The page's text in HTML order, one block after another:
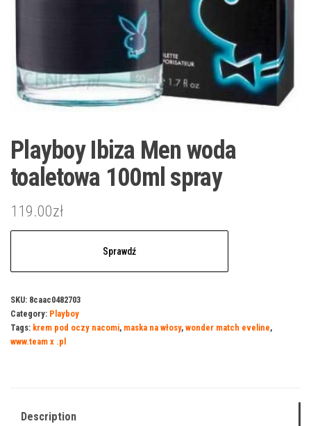
Playboy Ibiza Men woda
toaletowa 100ml spray
119.00zł
Sprawdź
SKU: 8caac0482703
Category: Playboy
Tags: krem pod oczy nacomi, maska na włosy, wonder match eveline,
www.team x .pl
Description